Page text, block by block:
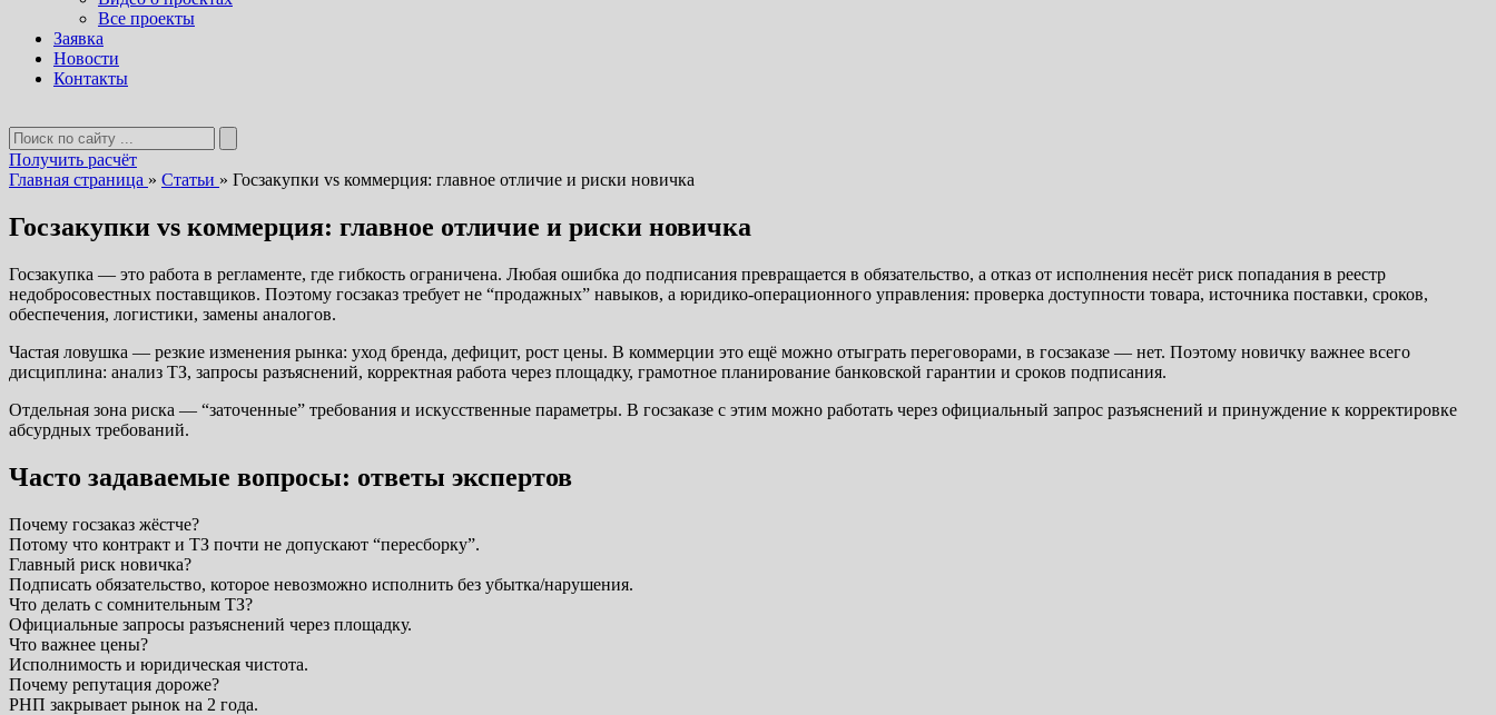
Все проекты
Заявка
Новости
Контакты
Получить расчёт
Главная страница » Статьи » Госзакупки vs коммерция: главное отличие и риски новичка
Госзакупки vs коммерция: главное отличие и риски новичка
Госзакупка — это работа в регламенте, где гибкость ограничена. Любая ошибка до подписания превращается в обязательство, а отказ от исполнения несёт риск попадания в реестр
недобросовестных поставщиков. Поэтому госзаказ требует не “продажных” навыков, а юридико-операционного управления: проверка доступности товара, источника поставки, сроков,
обеспечения, логистики, замены аналогов.
Частая ловушка — резкие изменения рынка: уход бренда, дефицит, рост цены. В коммерции это ещё можно отыграть переговорами, в госзаказе — нет. Поэтому новичку важнее всего
дисциплина: анализ ТЗ, запросы разъяснений, корректная работа через площадку, грамотное планирование банковской гарантии и сроков подписания.
Отдельная зона риска — “заточенные” требования и искусственные параметры. В госзаказе с этим можно работать через официальный запрос разъяснений и принуждение к корректировке
абсурдных требований.
Часто задаваемые вопросы: ответы экспертов
Почему госзаказ жёстче?
Потому что контракт и ТЗ почти не допускают “пересборку”.
Главный риск новичка?
Подписать обязательство, которое невозможно исполнить без убытка/нарушения.
Что делать с сомнительным ТЗ?
Официальные запросы разъяснений через площадку.
Что важнее цены?
Исполнимость и юридическая чистота.
Почему репутация дороже?
РНП закрывает рынок на 2 года.